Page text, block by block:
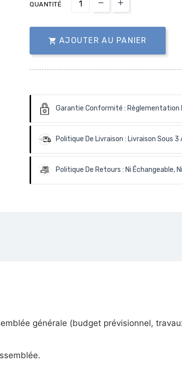
QUANTITÉ
 AJOUTER AU PANIER
Garantie Conformité : Règlementation
Politique De Livraison : Livraison Sous 3
Politique De Retours : Ni Échangeable,
générale (budget prévisionnel,